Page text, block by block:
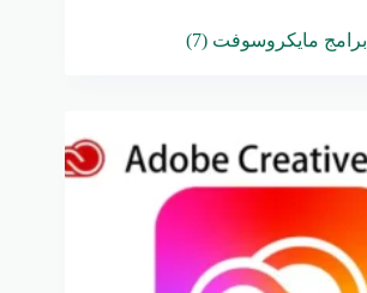
برامج مايكروسوفت (7)